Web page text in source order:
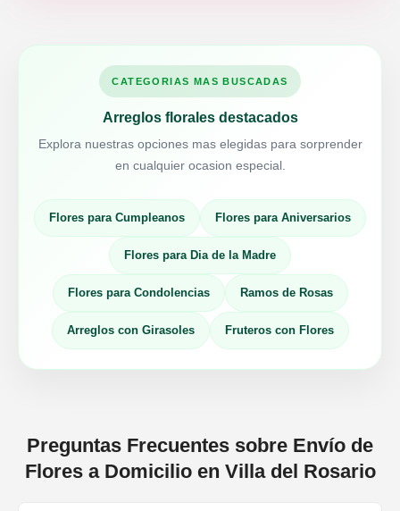
CATEGORIAS MAS BUSCADAS
Arreglos florales destacados
Explora nuestras opciones mas elegidas para sorprender
en cualquier ocasion especial.
Flores para Cumpleanos Flores para Aniversarios
Flores para Dia de la Madre
Flores para Condolencias Ramos de Rosas
Arreglos con Girasoles Fruteros con Flores
Preguntas Frecuentes sobre Envío de
Flores a Domicilio en Villa del Rosario